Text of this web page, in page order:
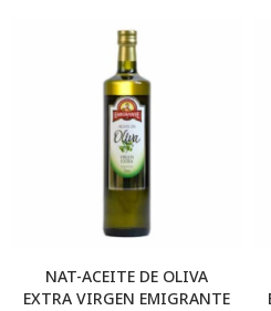
NAT-ACEITE DE OLIVA
EXTRA VIRGEN EMIGRANTE